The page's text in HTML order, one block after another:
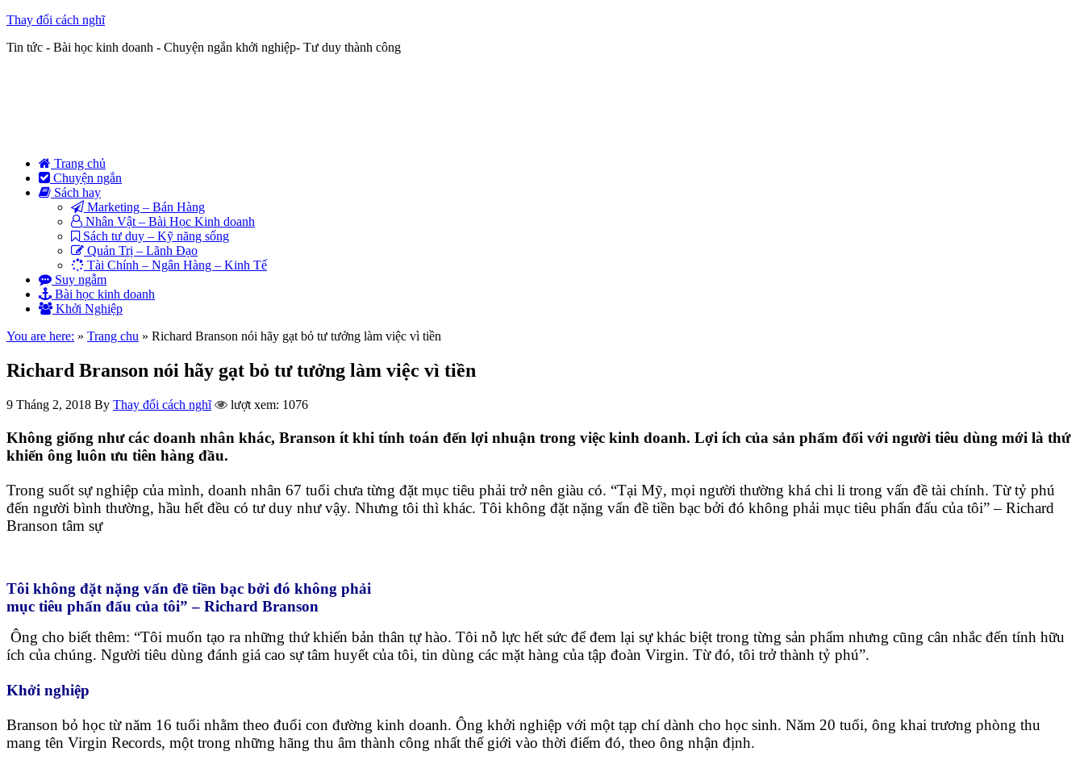
Thay đổi cách nghĩ
Tin tức - Bài học kinh doanh - Chuyện ngắn khởi nghiệp- Tư duy thành công
Trang chủ
Chuyện ngắn
Sách hay
Marketing – Bán Hàng
Nhân Vật – Bài Học Kinh doanh
Sách tư duy – Kỹ năng sống
Quản Trị – Lãnh Đạo
Tài Chính – Ngân Hàng – Kinh Tế
Suy ngẫm
Bài học kinh doanh
Khởi Nghiệp
You are here: » Trang chu » Richard Branson nói hãy gạt bỏ tư tưởng làm việc vì tiền
Richard Branson nói hãy gạt bỏ tư tưởng làm việc vì tiền
9 Tháng 2, 2018 By Thay đổi cách nghĩ lượt xem: 1076
Không giống như các doanh nhân khác, Branson ít khi tính toán đến lợi nhuận trong việc kinh doanh. Lợi ích của sản phẩm đối với người tiêu dùng mới là thứ
khiến ông luôn ưu tiên hàng đầu.
Trong suốt sự nghiệp của mình, doanh nhân 67 tuổi chưa từng đặt mục tiêu phải trở nên giàu có. “Tại Mỹ, mọi người thường khá chi li trong vấn đề tài chính. Từ tỷ phú
đến người bình thường, hầu hết đều có tư duy như vậy. Nhưng tôi thì khác. Tôi không đặt nặng vấn đề tiền bạc bởi đó không phải mục tiêu phấn đấu của tôi” – Richard
Branson tâm sự
Tôi không đặt nặng vấn đề tiền bạc bởi đó không phải
mục tiêu phấn đấu của tôi” – Richard Branson
Ông cho biết thêm: “Tôi muốn tạo ra những thứ khiến bản thân tự hào. Tôi nỗ lực hết sức để đem lại sự khác biệt trong từng sản phẩm nhưng cũng cân nhắc đến tính hữu
ích của chúng. Người tiêu dùng đánh giá cao sự tâm huyết của tôi, tin dùng các mặt hàng của tập đoàn Virgin. Từ đó, tôi trở thành tỷ phú”.
Khởi nghiệp
Branson bỏ học từ năm 16 tuổi nhằm theo đuổi con đường kinh doanh. Ông khởi nghiệp với một tạp chí dành cho học sinh. Năm 20 tuổi, ông khai trương phòng thu
mang tên Virgin Records, một trong những hãng thu âm thành công nhất thế giới vào thời điểm đó, theo ông nhận định.